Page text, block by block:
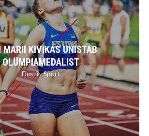
MARII KIVIKAS UNISTAB
OLÜMPIAMEDALIST
Elustiil Sport